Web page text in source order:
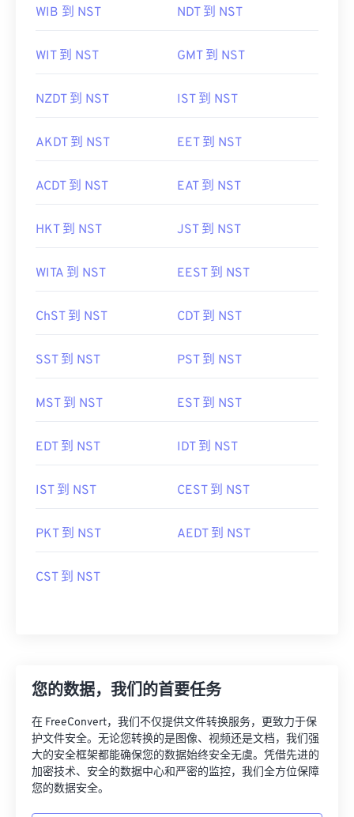
WIB 到 NST NDT 到 NST
WIT 到 NST GMT 到 NST
NZDT 到 NST IST 到 NST
AKDT 到 NST EET 到 NST
ACDT 到 NST EAT 到 NST
HKT 到 NST JST 到 NST
WITA 到 NST EEST 到 NST
ChST 到 NST CDT 到 NST
SST 到 NST PST 到 NST
MST 到 NST EST 到 NST
EDT 到 NST IDT 到 NST
IST 到 NST CEST 到 NST
PKT 到 NST AEDT 到 NST
CST 到 NST
您的数据，我们的首要任务
在 FreeConvert，我们不仅提供文件转换服务，更致力于保
护文件安全。无论您转换的是图像、视频还是文档，我们强
大的安全框架都能确保您的数据始终安全无虞。凭借先进的
加密技术、安全的数据中心和严密的监控，我们全方位保障
您的数据安全。